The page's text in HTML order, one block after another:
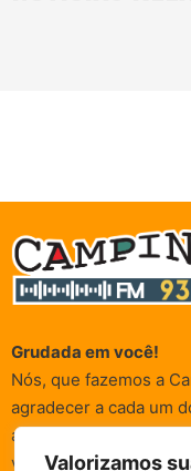
Valorizamos
Grudada em você!
Nós, que fazemos a
agradecer a cada um
acompanham sempre.
vocês que as